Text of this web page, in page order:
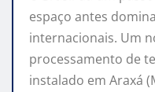
espaço antes
internacionais. Um
processamento de
instalado em Araxá